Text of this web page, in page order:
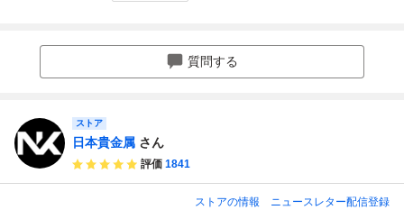
質問する
ストア
日本貴金属 さん
評価 1841
ストアの情報 ニュースレター配信登録